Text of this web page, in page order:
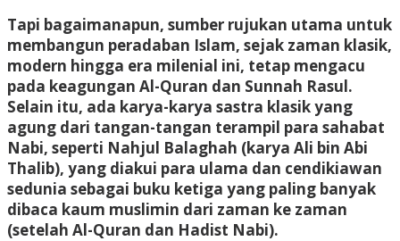
Tapi bagaimanapun, sumber rujukan utama untuk
membangun peradaban Islam, sejak zaman klasik,
modern hingga era milenial ini, tetap mengacu
pada keagungan Al-Quran dan Sunnah Rasul.
Selain itu, ada karya-karya sastra klasik yang
agung dari tangan-tangan terampil para sahabat
Nabi, seperti Nahjul Balaghah (karya Ali bin Abi
Thalib), yang diakui para ulama dan cendikiawan
sedunia sebagai buku ketiga yang paling banyak
dibaca kaum muslimin dari zaman ke zaman
(setelah Al-Quran dan Hadist Nabi).